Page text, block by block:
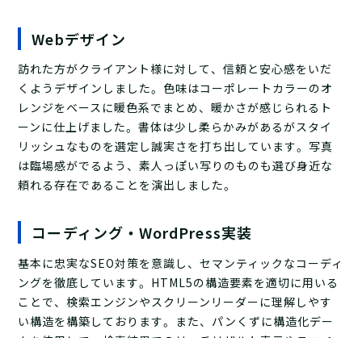
Webデザイン
訪れた方がクライアント様に対して、信頼と安心感をいだ
くようデザインしました。色味はコーポレートカラーのオ
レンジをベースに暖色系でまとめ、暖かさが感じられるト
ーンに仕上げました。書体は少し柔らかみがあるがスタイ
リッシュなものを選定し誠実さを打ち出しています。写真
は臨場感がでるよう、素人っぽい写りのものも選び身近な
頼れる存在であることを演出しました。
コーディング・WordPress実装
基本に忠実なSEO対策を意識し、セマンティックなコーディ
ングを徹底しています。HTML5の構造要素を適切に用いる
ことで、検索エンジンやスクリーンリーダーに理解しやす
い構造を構築しております。また、パンくずに構造化デー